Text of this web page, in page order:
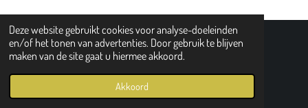
Deze website gebruikt cookies voor analyse-doeleinden
en/of het tonen van advertenties. Door gebruik te blijven
maken van de site gaat u hiermee akkoord.
Akkoord
DELEN DEEL SHARE
DELEN